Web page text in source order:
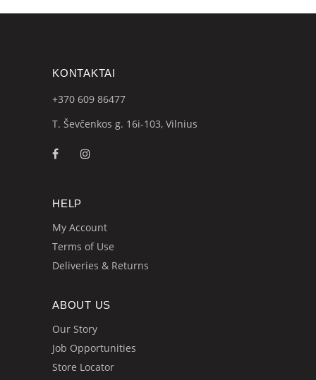
KONTAKTAI
+370 609 86477
T. Ševčenkos g. 16i-103, Vilnius
HELP
My Account
Terms of Use
Deliveries & Returns
ABOUT US
Our Story
Job Opportunities
Store Locator